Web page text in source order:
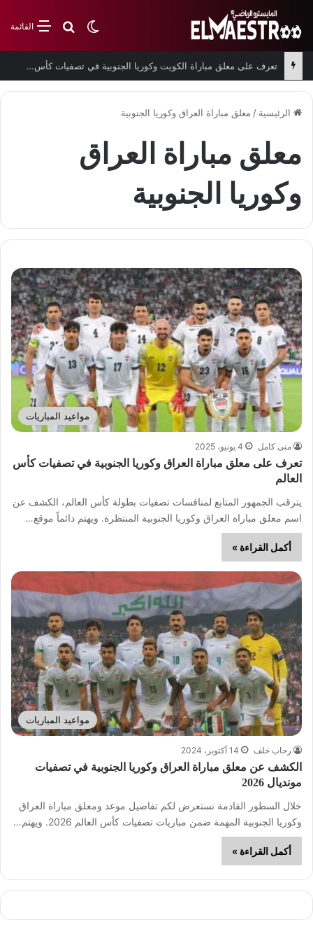
القائمةبحث عن
الوضع المظلم
تعرف على معلق مباراة الكويت وكوريا الجنوبية في تصفيات كأس العالم
الرئيسية / معلق مباراة العراق وكوريا الجنوبية
معلق مباراة العراق
وكوريا الجنوبية
مواعيد المباريات
منى كامل 4 يونيو، 2025
تعرف على معلق مباراة العراق وكوريا الجنوبية في تصفيات كأس
العالم
يترقب الجمهور المتابع لمنافسات تصفيات بطولة كأس العالم، الكشف عن
اسم معلق مباراة العراق وكوريا الجنوبية المنتظرة. ويهتم دائماً موقع…
أكمل القراءة »
مواعيد المباريات
رحاب خلف 14 أكتوبر، 2024
الكشف عن معلق مباراة العراق وكوريا الجنوبية في تصفيات
مونديال 2026
خلال السطور القادمة نستعرض لكم تفاصيل موعد ومعلق مباراة العراق
وكوريا الجنوبية المهمة ضمن مباريات تصفيات كأس العالم 2026. ويهتم…
أكمل القراءة »